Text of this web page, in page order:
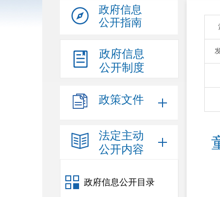
政府信息
公开指南
政府信息
公开制度
政策文件
法定主动
公开内容
政府信息公开目录